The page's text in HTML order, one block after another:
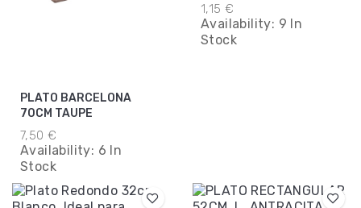
PLATO BARCELONA
70CM TAUPE
7,50 €
Availability: 6 In
Stock
1,15 €
Availability: 9 In
Stock